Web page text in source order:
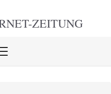
ZEITUNG
Menü